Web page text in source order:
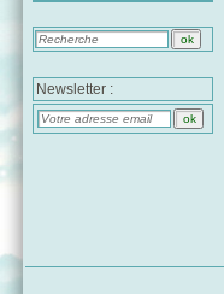
Newsletter :